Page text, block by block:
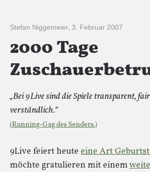
Stefan Niggemeier, 3. Februar 2007
2000 Tage
„Bei 9Live sind die Spiele transparent,
verständlich.“
(Running-Gag des Senders.)
9Live feiert heute eine Art
möchte gratulieren mit einem